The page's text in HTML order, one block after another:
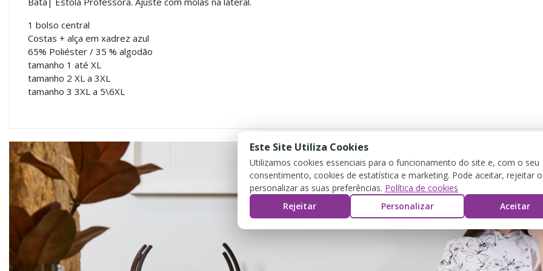
1 bolso central
Costas + alça em xadrez azul
65% Poliéster / 35 % algodão
tamanho 1 até XL
tamanho 2 XL a 3XL
tamanho 3 3XL a 5\6XL
Este Site Utiliza Cookies
Utilizamos cookies essenciais para o funcionamento do site e, com o seu
consentimento, cookies de estatística e marketing. Pode aceitar, rejeitar
personalizar as suas preferências. Política de cookies
Rejeitar
Personalizar Aceitar